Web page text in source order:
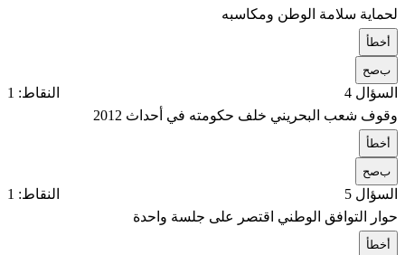
لحماية سلامة الوطن ومكاسبه
خطأ
بصح
السؤال 4
النقاط: 1
وقوف شعب البحريني خلف حكومته في أحداث 2012
خطأ
بصح
السؤال 5
النقاط: 1
حوار التوافق الوطني اقتصر على جلسة واحدة
خطأ